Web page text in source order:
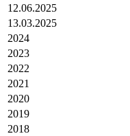
12.06.2025
13.03.2025
2024
2023
2022
2021
2020
2019
2018